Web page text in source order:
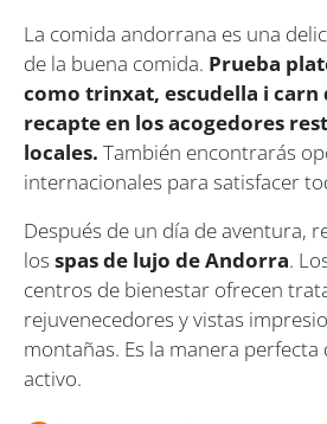
La comida andorrana es una
de la buena comida. Prueba
como trinxat, escudella i carn
recapte en los acogedores
locales. También encontrarás
internacionales para satisfacer
Después de un día de aventura,
los spas de lujo de Andorra.
centros de bienestar ofrecen
rejuvenecedores y vistas
montañas. Es la manera
activo.